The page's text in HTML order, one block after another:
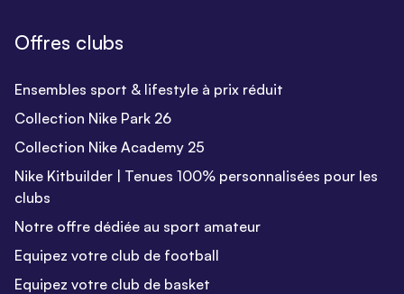
Offres clubs
Ensembles sport & lifestyle à prix réduit
Collection Nike Park 26
Collection Nike Academy 25
Nike Kitbuilder | Tenues 100% personnalisées pour les
clubs
Notre offre dédiée au sport amateur
Equipez votre club de football
Equipez votre club de basket